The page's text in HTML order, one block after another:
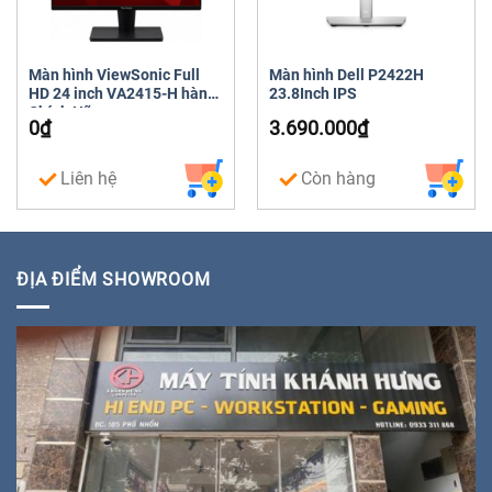
Góc nhìn
178° vertical / 178°
horizontal
53.864 cm x 20.946 cm
x 37.791 cm (có chân
Cân nặng 4.53 kg
Phụ kiện Cáp nguồn, cáp HDMI
Màn hình ViewSonic Full
HD 24 inch VA2415-H hàng
Chính Hãng
0₫
Liên hệ
Màn hình Dell P2422H
23.8Inch IPS
3.690.000₫
Còn hàng
ĐỊA ĐIỂM SHOWROOM